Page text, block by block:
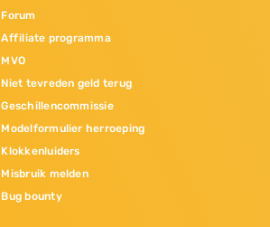
Forum
Affiliate programma
MVO
Niet tevreden geld terug
Geschillencommissie
Modelformulier herroeping
Klokkenluiders
Misbruik melden
Bug bounty